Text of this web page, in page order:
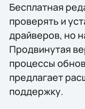
Бесплатная
проверять и
драйверов, но
Продвинутая
процессы
предлагает
поддержку.